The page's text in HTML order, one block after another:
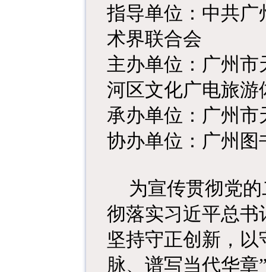
指导单位：中共
术界联合会
主办单位：广州
河区文化广电旅
承办单位：广州
协办单位：广州
为宣传贯彻党
彻落实习近平总书
坚持守正创新，
脉、谱写当代华